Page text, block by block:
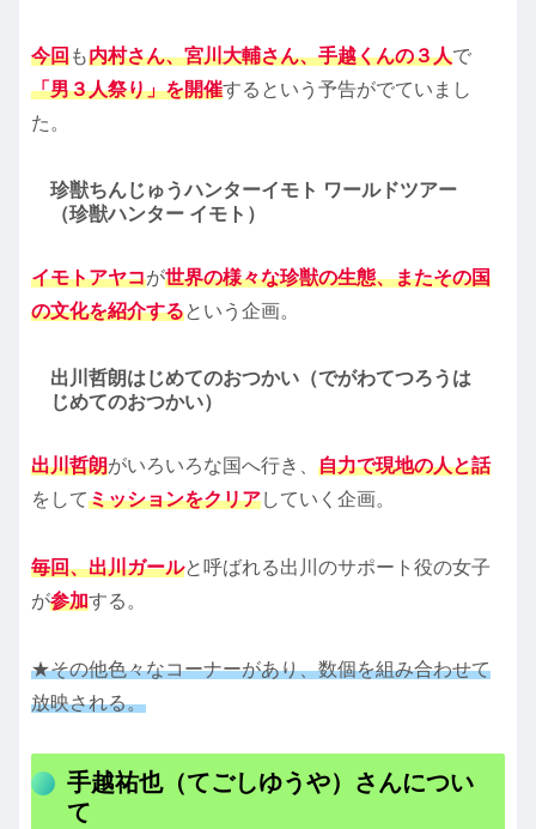
今回も内村さん、宮川大輔さん、手越くんの３人で
「男３人祭り」を開催するという予告がでていまし
た。
珍獣ちんじゅうハンターイモト ワールドツアー
（珍獣ハンター イモト）
イモトアヤコが世界の様々な珍獣の生態、またその国
の文化を紹介するという企画。
出川哲朗はじめてのおつかい（でがわてつろうは
じめてのおつかい）
出川哲朗がいろいろな国へ行き、 自力で現地の人と話
をしてミッションをクリアしていく企画。
毎回、出川ガールと呼ばれる出川のサポート役の女子
が参加する。
★その他色々なコーナーがあり、数個を組み合わせて
放映される。
手越祐也（てごしゆうや）さんについ
て